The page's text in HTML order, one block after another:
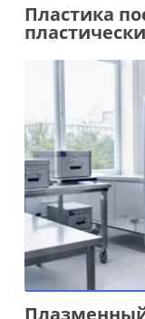
Пластика